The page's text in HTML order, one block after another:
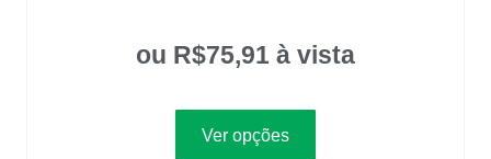
ou R$75,91 à vista
Ver opções